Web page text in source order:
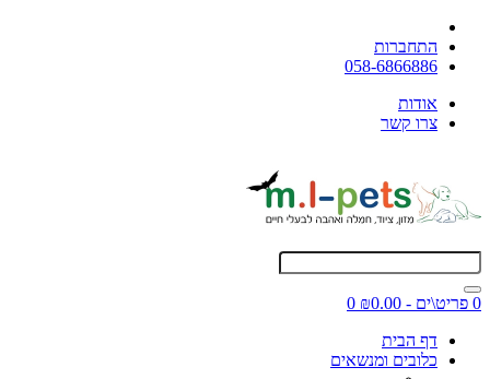
התחברות
058-6866886
אודות
צרו קשר
0 פריט\ים - ₪0.00
0
דף הבית
כלובים ומנשאים